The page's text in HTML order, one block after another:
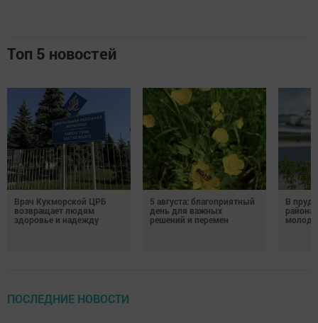
Топ 5 новостей
Врач Кукморской ЦРБ
возвращает людям
здоровье и надежду
5 августа: благоприятный
день для важных
решений и перемен
В
района
ПОСЛЕДНИЕ НОВОСТИ